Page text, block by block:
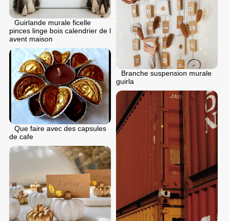
Guirlande murale ficelle
pinces linge bois calendrier de l
avent maison
Branche suspension murale
guirla
Que faire avec des capsules
de cafe